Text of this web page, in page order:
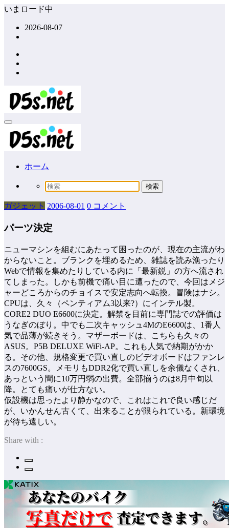
コ
ッ
プ
いまロード中
2026-08-07
ホーム
ガジェット 2006-08-01 0 コメント
パーツ決定
ニューマシンを組むにあたって困ったのが、現在の主流がわ
からないこと。ブランクを埋めるため、雑誌を読み漁ったり
Webで情報を集めたりしている内に「最新鋭」の方へ流され
てしまった。しかも前機で痛い目に遭ったので、今回はメジ
ャーどころからのチョイスで安定志向へ転換。冒険はナシ。
CPUは、久々（ペンティアム3以来?）にインテル製。
CORE2 DUO E6600に決定。解禁を目前に専門誌での評価は
うなぎのぼり。中でも二次キャッシュ4MのE6600は、1番人
気で品薄が続きそう。マザーボードは、こちらも久々の
ASUS。P5B DELUXE WiFi-AP。これも人気で納期がかか
る。その他、規格変更で買い直しのビデオボードはファンレ
スの7600GS。メモリもDDR2化で買い直しを余儀なくされ、
あっという間に10万円弱の出費。全部揃うのは8月中旬以
降。とても痛いが仕方ない。
仮設機は思ったより静かなので、これはこれで良い感じだ
が、いかんせん古くて、出来ることが限られている。新環境
が待ち遠しい。
Share with :